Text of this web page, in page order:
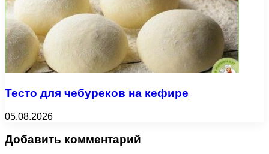
Тесто для чебуреков на кефире
05.08.2026
Добавить комментарий